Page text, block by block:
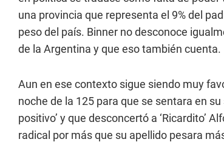
una provincia que representa el 9% del
peso del país. Binner no desconoce
de la Argentina y que eso también cuenta.
Aun en ese contexto sigue siendo muy
noche de la 125 para que se sentara en
positivo’ y que desconcertó a ‘Ricardito’
radical por más que su apellido pesara